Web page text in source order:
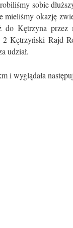
sobie
okazję
do Kętrzyna przez
2 Kętrzyński Rajd
udział.
i wyglądała